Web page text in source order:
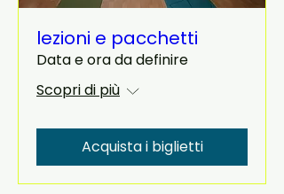
lezioni e pacchetti
Data e ora da definire
Scopri di più
Acquista i biglietti